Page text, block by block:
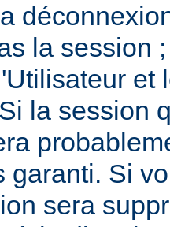
la session
et
la session
garanti. Si
sera